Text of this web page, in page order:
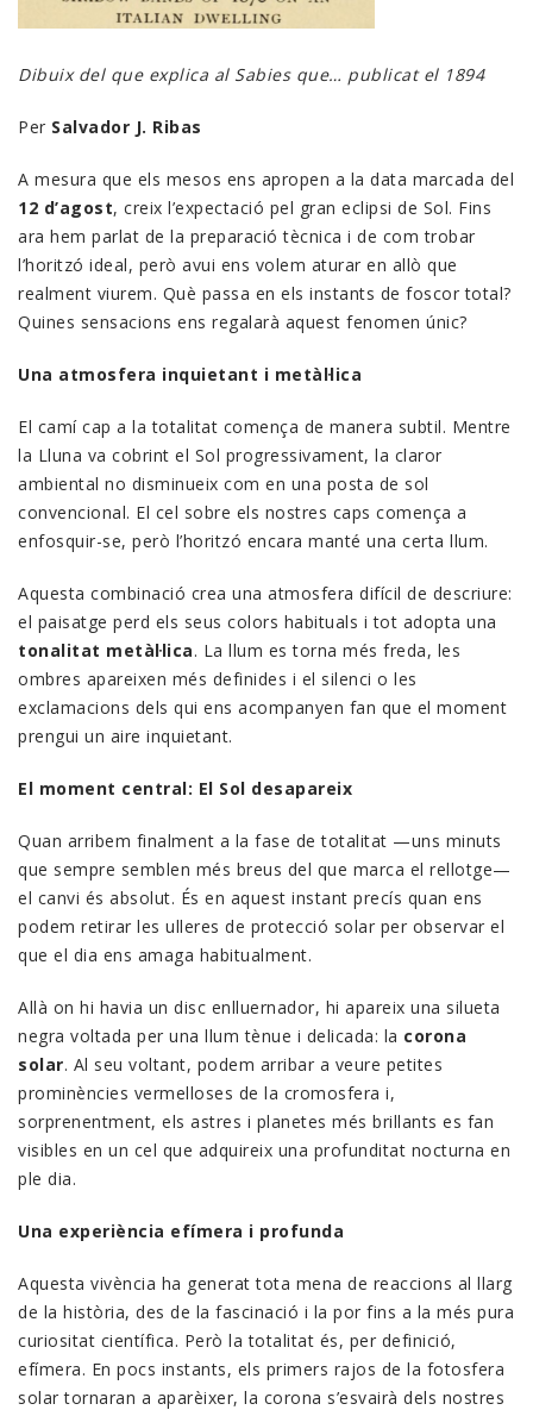
Dibuix del que explica al Sabies que… publicat el 1894
Per Salvador J. Ribas
A mesura que els mesos ens apropen a la data marcada del
12 d’agost, creix l’expectació pel gran eclipsi de Sol. Fins
ara hem parlat de la preparació tècnica i de com trobar
l’horitzó ideal, però avui ens volem aturar en allò que
realment viurem. Què passa en els instants de foscor total?
Quines sensacions ens regalarà aquest fenomen únic?
Una atmosfera inquietant i metàl·lica
El camí cap a la totalitat comença de manera subtil. Mentre
la Lluna va cobrint el Sol progressivament, la claror
ambiental no disminueix com en una posta de sol
convencional. El cel sobre els nostres caps comença a
enfosquir-se, però l’horitzó encara manté una certa llum.
Aquesta combinació crea una atmosfera difícil de descriure:
el paisatge perd els seus colors habituals i tot adopta una
tonalitat metàl·lica. La llum es torna més freda, les
ombres apareixen més definides i el silenci o les
exclamacions dels qui ens acompanyen fan que el moment
prengui un aire inquietant.
El moment central: El Sol desapareix
Quan arribem finalment a la fase de totalitat —uns minuts
que sempre semblen més breus del que marca el rellotge—
el canvi és absolut. És en aquest instant precís quan ens
podem retirar les ulleres de protecció solar per observar el
que el dia ens amaga habitualment.
Allà on hi havia un disc enlluernador, hi apareix una silueta
negra voltada per una llum tènue i delicada: la corona
solar. Al seu voltant, podem arribar a veure petites
prominències vermelloses de la cromosfera i,
sorprenentment, els astres i planetes més brillants es fan
visibles en un cel que adquireix una profunditat nocturna en
ple dia.
Una experiència efímera i profunda
Aquesta vivència ha generat tota mena de reaccions al llarg
de la història, des de la fascinació i la por fins a la més pura
curiositat científica. Però la totalitat és, per definició,
efímera. En pocs instants, els primers rajos de la fotosfera
solar tornaran a aparèixer, la corona s’esvairà dels nostres